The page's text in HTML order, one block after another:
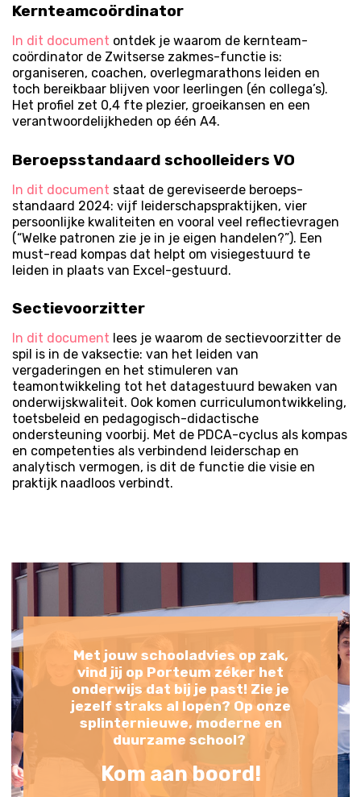
Kernteam­coördinator
In dit document ontdek je waarom de kernteam­
coördinator de Zwitserse zakmes-functie is:
organiseren, coachen, overleg­marathons leiden en
toch bereikbaar blijven voor leerlingen (én collega’s).
Het profiel zet 0,4 fte plezier, groeikansen en een
verantwoordelijkheden op één A4.
Beroepsstandaard schoolleiders VO
In dit document staat de gereviseerde beroeps­
standaard 2024: vijf leiderschaps­praktijken, vier
persoonlijke kwaliteiten en vooral veel reflectie­vragen
(“Welke patronen zie je in je eigen handelen?”). Een
must-read kompas dat helpt om visiegestuurd te
leiden in plaats van Excel-gestuurd.
Sectievoorzitter
In dit document lees je waarom de sectievoorzitter de
spil is in de vaksectie: van het leiden van
vergaderingen en het stimuleren van
teamontwikkeling tot het datagestuurd bewaken van
onderwijskwaliteit. Ook komen curriculumontwikkeling,
toetsbeleid en pedagogisch-didactische
ondersteuning voorbij. Met de PDCA-cyclus als kompas
en competenties als verbindend leiderschap en
analytisch vermogen, is dit de functie die visie en
praktijk naadloos verbindt.
Met jouw schooladvies op zak,
vind jij op Porteum zéker het
onderwijs dat bij je past! Zie je
jezelf straks al lopen? Op onze
splinternieuwe, moderne en
duurzame school?
Kom aan boord!